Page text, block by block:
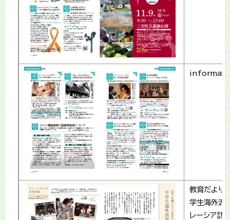
教育だよ
学生海外派
レーシア訪